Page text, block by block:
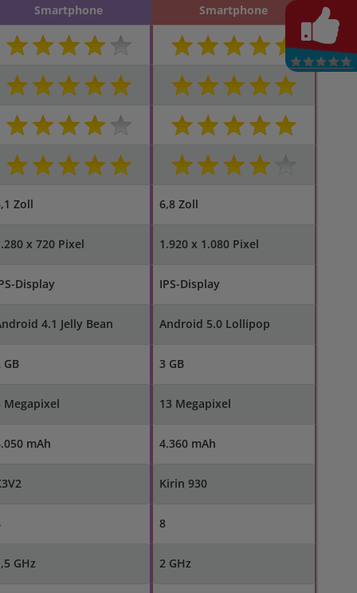
Smartphone
Smartphone
Zoll 6,8 Zoll
x 720 Pixel 1.920 x 1.080 Pixel
Display IPS-Display
4.1 Jelly Bean Android 5.0 Lollipop
GB 3 GB
Megapixel 13 Megapixel
mAh 4.360 mAh
Kirin 930
8
GHz 2 GHz